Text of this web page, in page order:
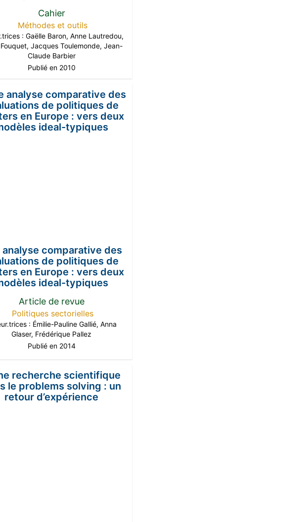
Cahier
Méthodes et outils
:Gaëlle Baron,Anne Lautredou,
, Jacques Toulemonde, Jean-
Claude Barbier
Publié en 2010
analyse comparative des
de politiques de
en Europe : vers deux
ideal-typiques
Article de revue
Politiques sectorielles
: Émilie-Pauline Gallié,Anna
Glaser, Frédérique Pallez
Publié en 2014